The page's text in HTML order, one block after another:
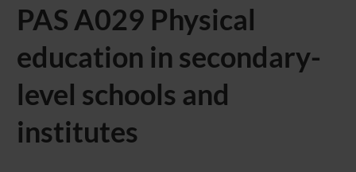
PAS A029 Physical
education in secondary-
level schools and
institutes